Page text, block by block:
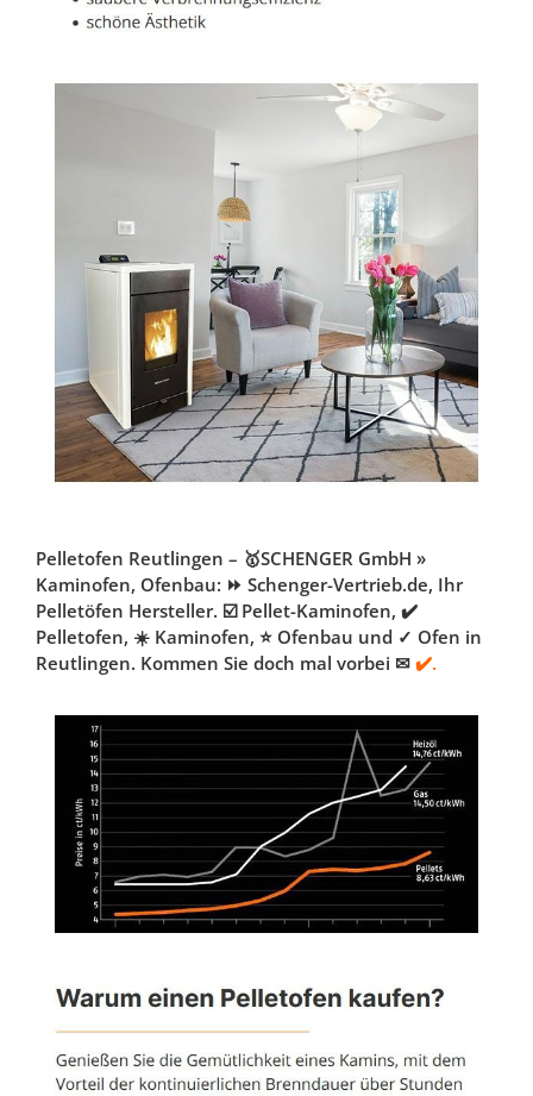
Pelletofen Reutlingen – 🥇SCHENGER GmbH »
Kaminofen, Ofenbau: ⏩ Schenger-Vertrieb.de, Ihr
Pelletöfen Hersteller. ☑️ Pellet-Kaminofen, ✔️
Pelletofen, ☀️ Kaminofen, ⭐ Ofenbau und ✓ Ofen in
Reutlingen. Kommen Sie doch mal vorbei ✉ ✔️.